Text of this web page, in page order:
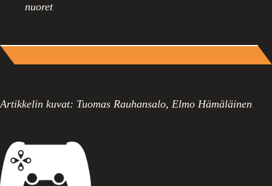
nuoret
Artikkelin kuvat: Tuomas Rauhansalo, Elmo Hämäläinen